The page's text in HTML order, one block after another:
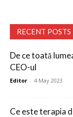
RECENT POSTS
De ce toată
CEO-ul
Editor - 4 May 2023
Ce este terapia